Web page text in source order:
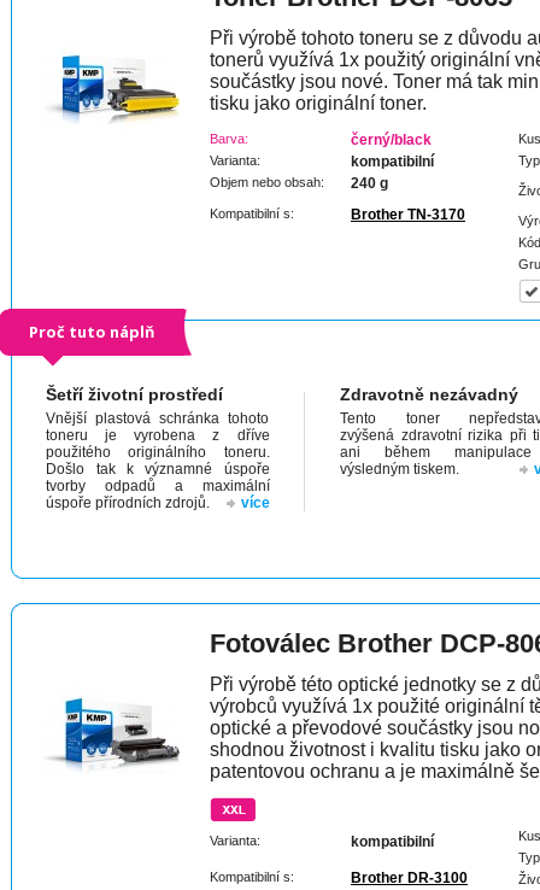
Při výrobě tohoto toneru se z důvodu
tonerů využívá 1x použitý originální
součástky jsou nové. Toner má tak
tisku jako originální toner.
Barva: černý/black
Varianta: kompatibilní
Objem nebo obsah: 240 g
Kompatibilní s: Brother TN-3170
Proč tuto náplň
Šetří životní prostředí
Vnější plastová schránka tohoto
toneru je vyrobena z dříve
použitého originálního toneru.
Došlo tak k významné úspoře
tvorby odpadů a maximální
úspoře přírodních zdrojů.
více
Zdravotně nezávadný
Tento toner
zvýšená zdravotní rizika při
ani během
výsledným tiskem.
Fotoválec Brother DCP-
Při výrobě této optické jednotky se z
výrobců využívá 1x použité originální
optické a převodové součástky jsou
shodnou životnost i kvalitu tisku jako
patentovou ochranu a je maximálně
Varianta: kompatibilní
Kompatibilní s: Brother DR-3100